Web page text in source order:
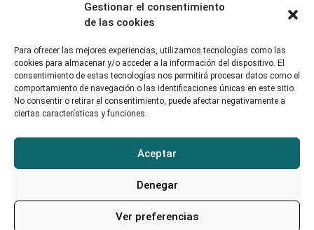
Gestionar el consentimiento
de las cookies
Para ofrecer las mejores experiencias, utilizamos tecnologías como las
cookies para almacenar y/o acceder a la información del dispositivo. El
consentimiento de estas tecnologías nos permitirá procesar datos como el
comportamiento de navegación o las identificaciones únicas en este sitio.
No consentir o retirar el consentimiento, puede afectar negativamente a
ciertas características y funciones.
Aceptar
Denegar
Ver preferencias
¿Cómo publicar un anuncio?
Contacto
soporte@alojamientounican.es
Alojamiento Universidad de Cantabria Copyright © 2023​